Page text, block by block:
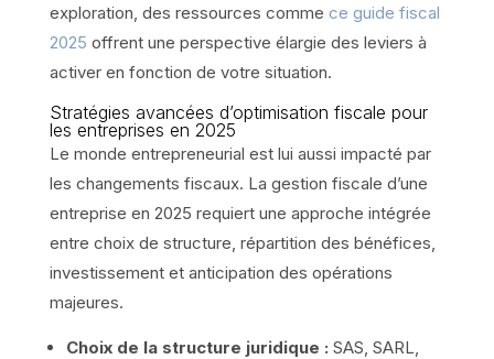
exploration, des ressources comme ce guide fiscal
2025 offrent une perspective élargie des leviers à
activer en fonction de votre situation.
Stratégies avancées d’optimisation fiscale pour
les entreprises en 2025
Le monde entrepreneurial est lui aussi impacté par
les changements fiscaux. La gestion fiscale d’une
entreprise en 2025 requiert une approche intégrée
entre choix de structure, répartition des bénéfices,
investissement et anticipation des opérations
majeures.
Choix de la structure juridique : SAS, SARL,